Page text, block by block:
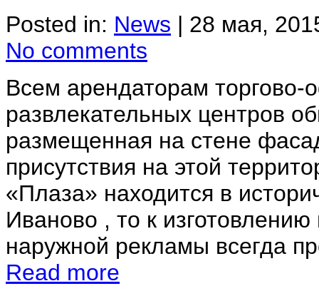
Posted in: News | 28 мая,
No comments
Всем арендаторам торгово-
развлекательных центров
размещенная на стене
присутствия на этой
«Плаза» находится в
Иваново , то к
наружной рекламы всегда
Read more